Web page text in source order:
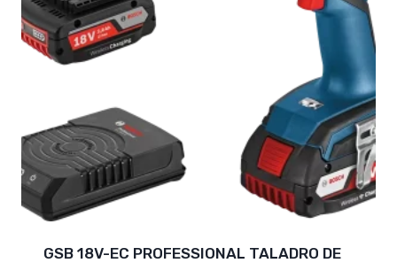
GSB 18V-EC PROFESSIONAL TALADRO DE